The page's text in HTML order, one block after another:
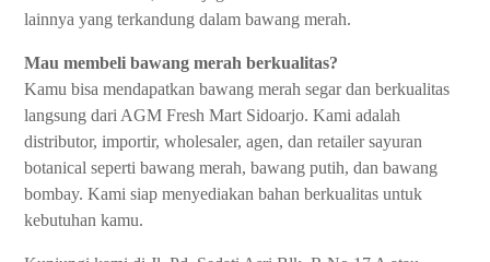
lainnya yang terkandung dalam bawang merah.
Mau membeli bawang merah berkualitas?
Kamu bisa mendapatkan bawang merah segar dan berkualitas
langsung dari AGM Fresh Mart Sidoarjo. Kami adalah
distributor, importir, wholesaler, agen, dan retailer sayuran
botanical seperti bawang merah, bawang putih, dan bawang
bombay. Kami siap menyediakan bahan berkualitas untuk
kebutuhan kamu.